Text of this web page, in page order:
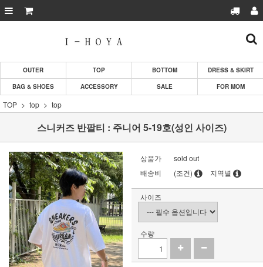
OUTER TOP BOTTOM
DRESS & SKIRT
BAG & SHOES
ACCESSORY SALE FOR MOM
TOP top top
스니커즈 반팔티 : 주니어 5-19호(성인 사이즈)
상품가
sold out
배송비
(조건) 지역별
사이즈
수량